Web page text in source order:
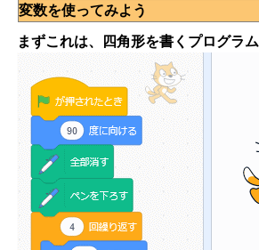
変数を使ってみよう
まずこれは、四角形を書くプログラム